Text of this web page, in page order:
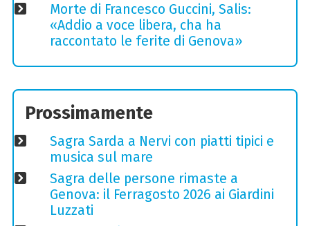
Morte di Francesco Guccini, Salis:
«Addio a voce libera, cha ha
raccontato le ferite di Genova»
Prossimamente
Sagra Sarda a Nervi con piatti tipici e
musica sul mare
Sagra delle persone rimaste a
Genova: il Ferragosto 2026 ai Giardini
Luzzati